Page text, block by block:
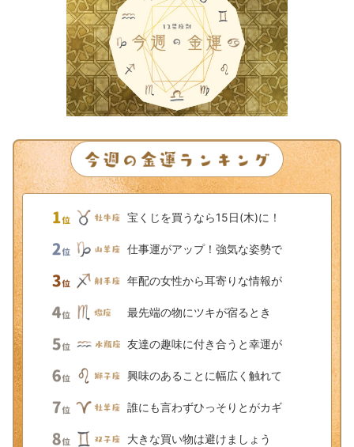
宝くじを買うなら15日(木)に！
仕事運がアップ！強気な姿勢で
年配の女性から耳寄りな情報が
最先端の物にツキが宿るとき
友達の趣味に付き合うと幸運が
興味のあることに幅広く触れて
誰にも言わずひっそりとがカギ
大きな買い物は避けましょう